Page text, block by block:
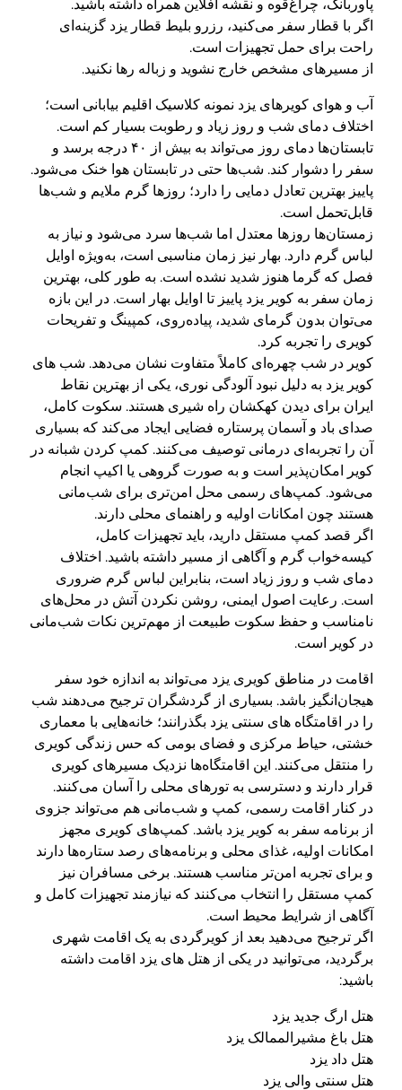
پاوربانک، چراغ‌قوه و نقشه آفلاین همراه داشته باشید.
اگر با قطار سفر می‌کنید، رزرو بلیط قطار یزد گزینه‌ای
راحت برای حمل تجهیزات است.
از مسیرهای مشخص خارج نشوید و زباله رها نکنید.
آب و هوای کویرهای یزد نمونه کلاسیک اقلیم بیابانی است؛
اختلاف دمای شب و روز زیاد و رطوبت بسیار کم است.
تابستان‌ها دمای روز می‌تواند به بیش از ۴۰ درجه برسد و
سفر را دشوار کند. شب‌ها حتی در تابستان هوا خنک می‌شود.
پاییز بهترین تعادل دمایی را دارد؛ روزها گرم ملایم و شب‌ها
قابل‌تحمل است.
زمستان‌ها روزها معتدل اما شب‌ها سرد می‌شود و نیاز به
لباس گرم دارد. بهار نیز زمان مناسبی است، به‌ویژه اوایل
فصل که گرما هنوز شدید نشده است. به طور کلی، بهترین
زمان سفر به کویر یزد پاییز تا اوایل بهار است. در این بازه
می‌توان بدون گرمای شدید، پیاده‌روی، کمپینگ و تفریحات
کویری را تجربه کرد.
کویر در شب چهره‌ای کاملاً متفاوت نشان می‌دهد. شب های
کویر یزد به دلیل نبود آلودگی نوری، یکی از بهترین نقاط
ایران برای دیدن کهکشان راه شیری هستند. سکوت کامل،
صدای باد و آسمان پرستاره فضایی ایجاد می‌کند که بسیاری
آن را تجربه‌ای درمانی توصیف می‌کنند. کمپ کردن شبانه در
کویر امکان‌پذیر است و به صورت گروهی یا اکیپ انجام
می‌شود. کمپ‌های رسمی محل امن‌تری برای شب‌مانی
هستند چون امکانات اولیه و راهنمای محلی دارند.
اگر قصد کمپ مستقل دارید، باید تجهیزات کامل،
کیسه‌خواب گرم و آگاهی از مسیر داشته باشید. اختلاف
دمای شب و روز زیاد است، بنابراین لباس گرم ضروری
است. رعایت اصول ایمنی، روشن نکردن آتش در محل‌های
نامناسب و حفظ سکوت طبیعت از مهم‌ترین نکات شب‌مانی
در کویر است.
اقامت در مناطق کویری یزد می‌تواند به اندازه خود سفر
هیجان‌انگیز باشد. بسیاری از گردشگران ترجیح می‌دهند شب
را در اقامتگاه های سنتی یزد بگذرانند؛ خانه‌هایی با معماری
خشتی، حیاط مرکزی و فضای بومی که حس زندگی کویری
را منتقل می‌کنند. این اقامتگاه‌ها نزدیک مسیرهای کویری
قرار دارند و دسترسی به تورهای محلی را آسان می‌کنند.
در کنار اقامت رسمی، کمپ و شب‌مانی هم می‌تواند جزوی
از برنامه سفر به کویر یزد باشد. کمپ‌های کویری مجهز
امکانات اولیه، غذای محلی و برنامه‌های رصد ستاره‌ها دارند
و برای تجربه امن‌تر مناسب‌ هستند. برخی مسافران نیز
کمپ مستقل را انتخاب می‌کنند که نیازمند تجهیزات کامل و
آگاهی از شرایط محیط است.
اگر ترجیح می‌دهید بعد از کویرگردی به یک اقامت شهری
برگردید، می‌توانید در یکی از هتل های یزد اقامت داشته
باشید:
هتل ارگ جدید یزد
هتل باغ مشیرالممالک یزد
هتل داد یزد
هتل سنتی والی یزد